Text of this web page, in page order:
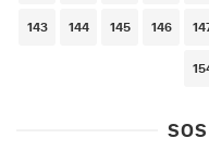
143 144 145 146